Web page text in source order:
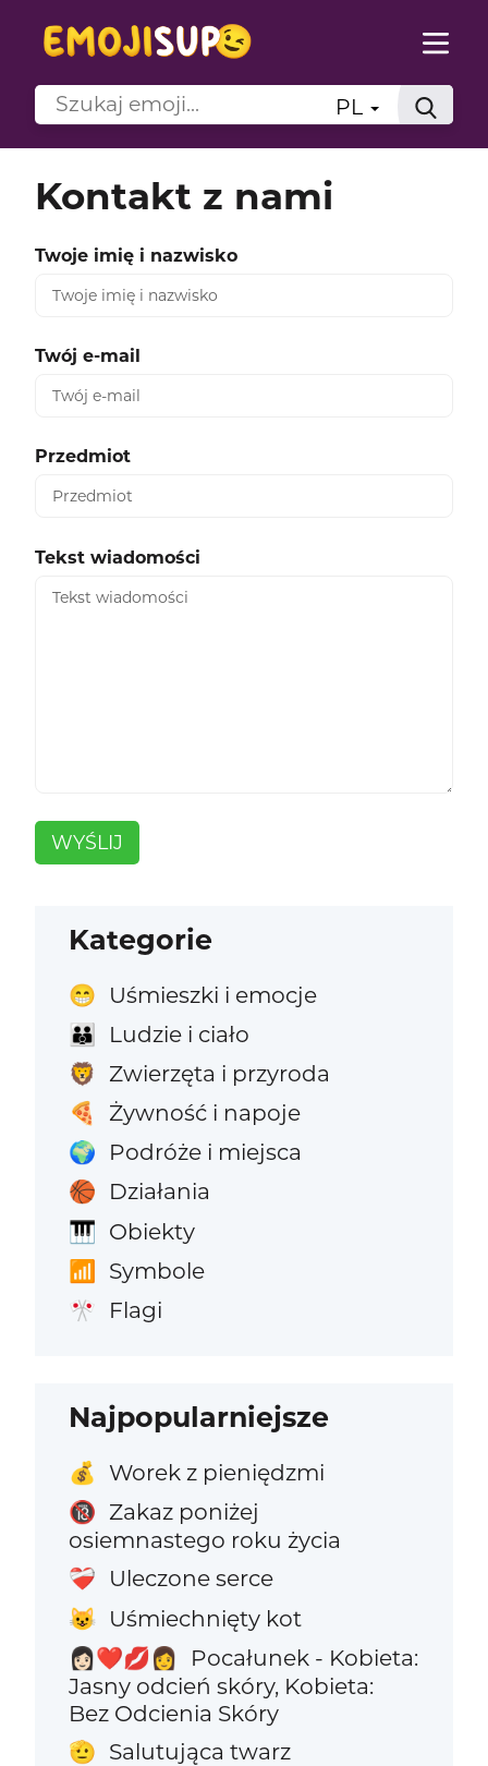
PL
Kontakt z nami
Twoje imię i nazwisko
Twój e-mail
Przedmiot
Tekst wiadomości
WYŚLIJ
Kategorie
😁 Uśmieszki i emocje
👪 Ludzie i ciało
🦁 Zwierzęta i przyroda
🍕 Żywność i napoje
🌍 Podróże i miejsca
🏀 Działania
🎹 Obiekty
📶 Symbole
🎌 Flagi
Najpopularniejsze
💰 Worek z pieniędzmi
🔞 Zakaz poniżej
osiemnastego roku życia
❤️‍🩹 Uleczone serce
😺 Uśmiechnięty kot
👩🏻‍❤️‍💋‍👩
Pocałunek - Kobieta:
Jasny odcień skóry, Kobieta:
Bez Odcienia Skóry
🫡 Salutująca twarz